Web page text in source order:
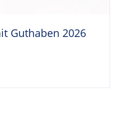
Guthaben 2026